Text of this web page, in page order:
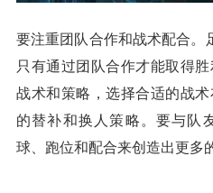
要注重团队合作和战术配合。
只有通过团队合作才能取得
战术和策略，选择合适的战
的替补和换人策略。要与队
球、跑位和配合来创造出更多